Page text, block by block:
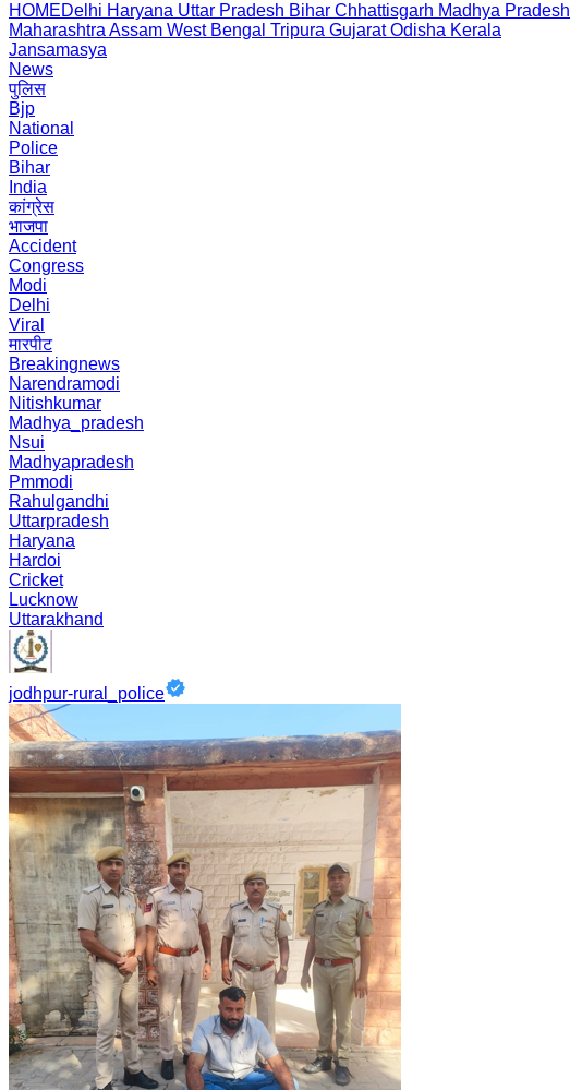
HOMEDelhi Haryana Uttar Pradesh Bihar Chhattisgarh Madhya Pradesh
Maharashtra Assam West Bengal Tripura Gujarat Odisha Kerala
Jansamasya
News
पुलिस
Bjp
National
Police
Bihar
India
कांग्रेस
भाजपा
Accident
Congress
Modi
Delhi
Viral
मारपीट
Breakingnews
Narendramodi
Nitishkumar
Madhya_pradesh
Nsui
Madhyapradesh
Pmmodi
Rahulgandhi
Uttarpradesh
Haryana
Hardoi
Cricket
Lucknow
Uttarakhand
jodhpur-rural_police